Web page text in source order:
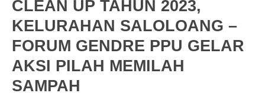
CLEAN UP TAHUN 2023,
KELURAHAN SALOLOANG –
FORUM GENDRE PPU GELAR
AKSI PILAH MEMILAH
SAMPAH